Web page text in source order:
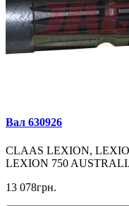
Вал 630926
CLAAS LEXION,
LEXION 750
13 078грн.